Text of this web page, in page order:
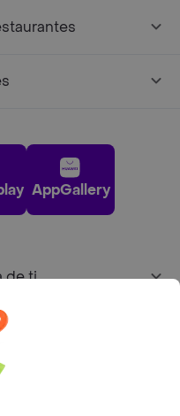
AppGallery
de ti